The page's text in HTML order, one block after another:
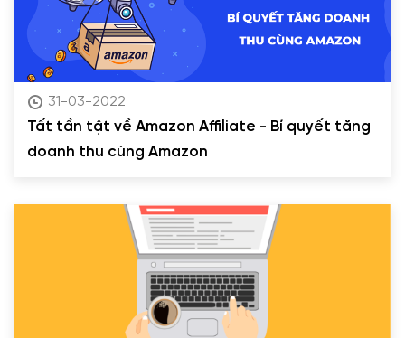
31-03-2022
Tất tần tật về Amazon Affiliate - Bí quyết tăng
doanh thu cùng Amazon